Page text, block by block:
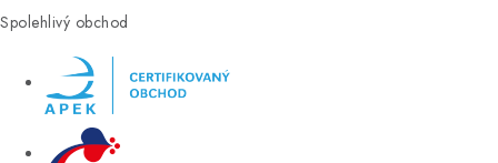
Spolehlivý obchod
Moje objednávka